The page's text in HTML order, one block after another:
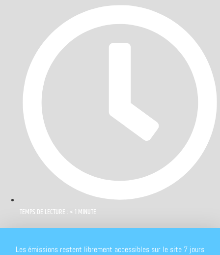
TEMPS DE LECTURE : < 1 MINUTE
Les émissions restent librement accessibles sur le site 7 jours